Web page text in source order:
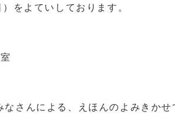
をよていしております。
なさんによる、えほんのよみきかせ